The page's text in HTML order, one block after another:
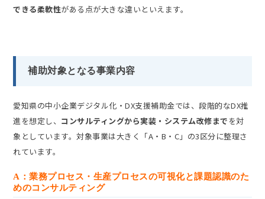
できる柔軟性がある点が大きな違いといえます。
補助対象となる事業内容
愛知県の中小企業デジタル化・DX支援補助金では、段階的なDX推
進を想定し、 コンサルティングから実装・システム改修まで を対
象としています。対象事業は大きく「A・B・C」の3区分に整理さ
れています。
A：業務プロセス・生産プロセスの可視化と課題認識のた
めのコンサルティング